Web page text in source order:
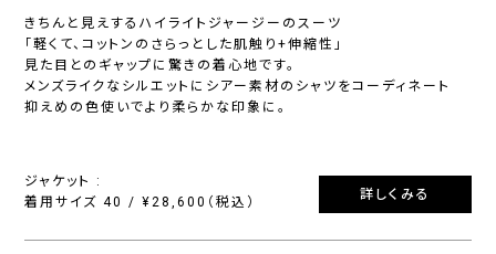
きちんと見えするハイライトジャージーのスーツ
「軽くて、コットンのさらっとした肌触り+伸縮性」
見た目とのギャップに驚きの着心地です。
メンズライクなシルエットにシアー素材のシャツをコーディネート
抑えめの色使いでより柔らかな印象に。
ジャケット :
着用サイズ 40 / ¥28,600（税込）
詳しくみる